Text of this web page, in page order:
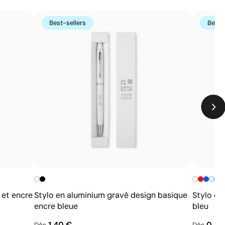
encre
Best-sellers
Stylo en aluminium gravé design basique
encre bleue
Stylo
bleu